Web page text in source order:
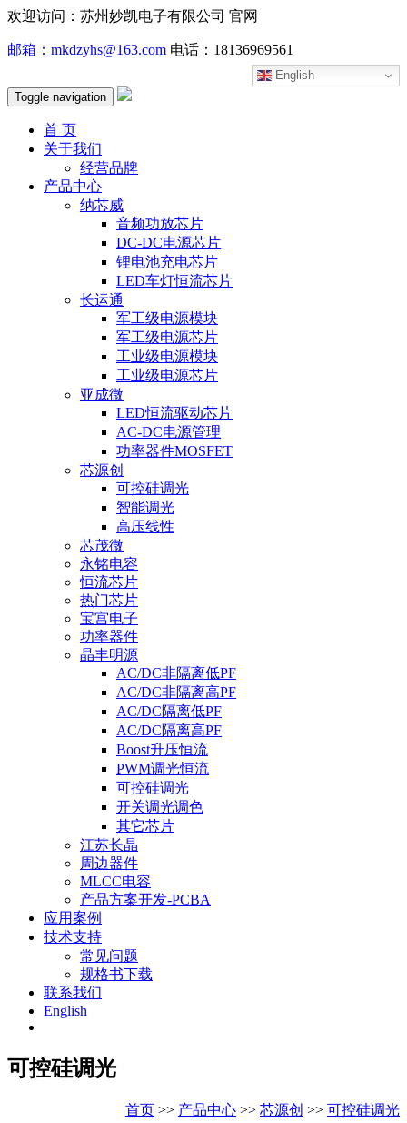
欢迎访问：苏州妙凯电子有限公司 官网
邮箱：mkdzyhs@163.com 电话：18136969561
English
Toggle navigation
首 页
关于我们
经营品牌
产品中心
纳芯威
音频功放芯片
DC-DC电源芯片
锂电池充电芯片
LED车灯恒流芯片
长运通
军工级电源模块
军工级电源芯片
工业级电源模块
工业级电源芯片
亚成微
LED恒流驱动芯片
AC-DC电源管理
功率器件MOSFET
芯源创
可控硅调光
智能调光
高压线性
芯茂微
永铭电容
恒流芯片
热门芯片
宝宫电子
功率器件
晶丰明源
AC/DC非隔离低PF
AC/DC非隔离高PF
AC/DC隔离低PF
AC/DC隔离高PF
Boost升压恒流
PWM调光恒流
可控硅调光
开关调光调色
其它芯片
江苏长晶
周边器件
MLCC电容
产品方案开发-PCBA
应用案例
技术支持
常见问题
规格书下载
联系我们
English
可控硅调光
首页 >> 产品中心 >> 芯源创 >> 可控硅调光